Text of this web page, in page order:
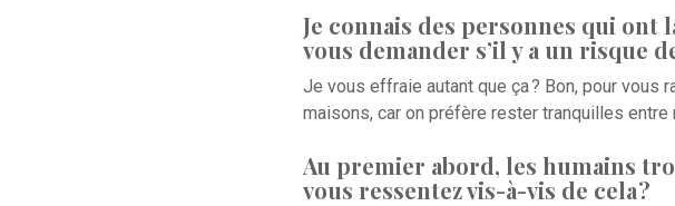
Je connais des personnes qui ont
vous demander s’il y a un risque
Je vous effraie autant que ça ? Bon, pour vous
maisons, car on préfère rester tranquilles entre
Au premier abord, les humains
vous ressentez vis-à-vis de cela ?